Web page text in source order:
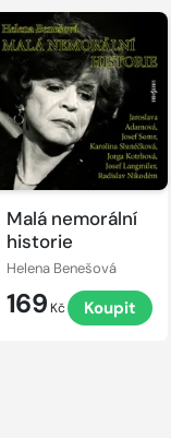
Malá nemorální
historie
Helena Benešová
169 Kč Koupit
Přehrát
ukázku